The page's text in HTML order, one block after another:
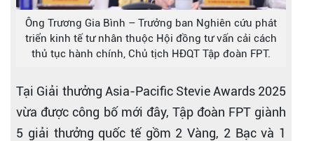
Ông Trương Gia Bình – Trưởng ban Nghiên cứu phát
triển kinh tế tư nhân thuộc Hội đồng tư vấn cải cách
thủ tục hành chính, Chủ tịch HĐQT Tập đoàn FPT.
Tại Giải thưởng Asia-Pacific Stevie Awards 2025
vừa được công bố mới đây, Tập đoàn FPT giành
5 giải thưởng quốc tế gồm 2 Vàng, 2 Bạc và 1